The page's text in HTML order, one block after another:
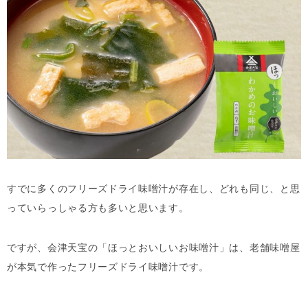
すでに多くのフリーズドライ味噌汁が存在し、どれも同じ、と思
っていらっしゃる方も多いと思います。
ですが、会津天宝の「ほっとおいしいお味噌汁」は、老舗味噌屋
が本気で作ったフリーズドライ味噌汁です。